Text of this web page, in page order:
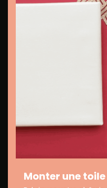
Monter une